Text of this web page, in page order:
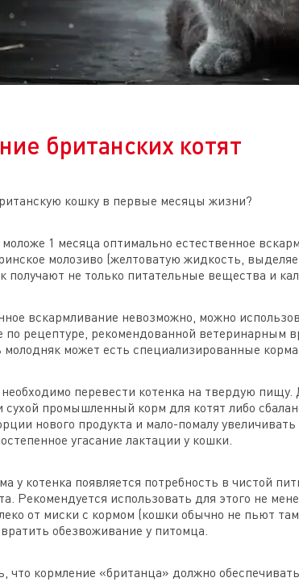
британских котят
кошку в первые месяцы жизни?
1 месяца оптимально естественное
молозиво (желтоватую жидкость,
получают не только питательные вещества и
вскармливание невозможно, можно
по рецептуре, рекомендованной
может есть специализированные
перевести котенка на твердую
промышленный корм для котят либо
нового продукта и мало-помалу
угасание лактации у кошки.
у котенка появляется потребность в чистой
Рекомендуется использовать для этого не
от миски с кормом (кошки обычно не пьют
обезвоживание у питомца.
что кормление «британца» должно